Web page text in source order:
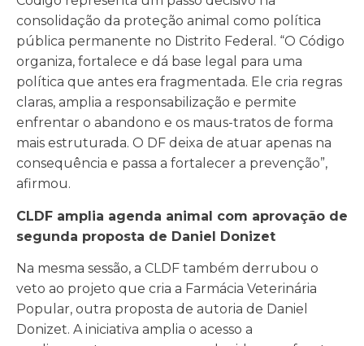
consolidação da proteção animal como política
pública permanente no Distrito Federal. “O Código
organiza, fortalece e dá base legal para uma
política que antes era fragmentada. Ele cria regras
claras, amplia a responsabilização e permite
enfrentar o abandono e os maus-tratos de forma
mais estruturada. O DF deixa de atuar apenas na
consequência e passa a fortalecer a prevenção”,
afirmou.
CLDF amplia agenda animal com aprovação de
segunda proposta de Daniel Donizet
Na mesma sessão, a CLDF também derrubou o
veto ao projeto que cria a Farmácia Veterinária
Popular, outra proposta de autoria de Daniel
Donizet. A iniciativa amplia o acesso a